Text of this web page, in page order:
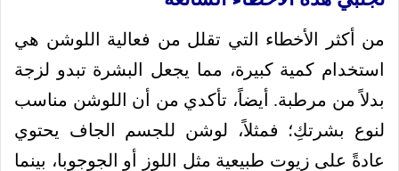
من أكثر الأخطاء التي تقلل من فعالية اللوشن هي
استخدام كمية كبيرة، مما يجعل البشرة تبدو لزجة
بدلاً من مرطبة. أيضاً، تأكدي من أن اللوشن مناسب
لنوع بشرتكِ؛ فمثلاً، لوشن للجسم الجاف يحتوي
عادةً على زيوت طبيعية مثل اللوز أو الجوجوبا، بينما